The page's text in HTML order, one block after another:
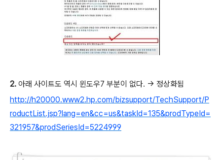
2. 아래 사이트도 역시 윈도우7 부분이 없다. -> 정상화됨
http://h20000.www2.hp.com/bizsupport/TechSupport/P
roductList.jsp?lang=en&cc=us&taskId=135&prodTypeId=
321957&prodSeriesId=5224999